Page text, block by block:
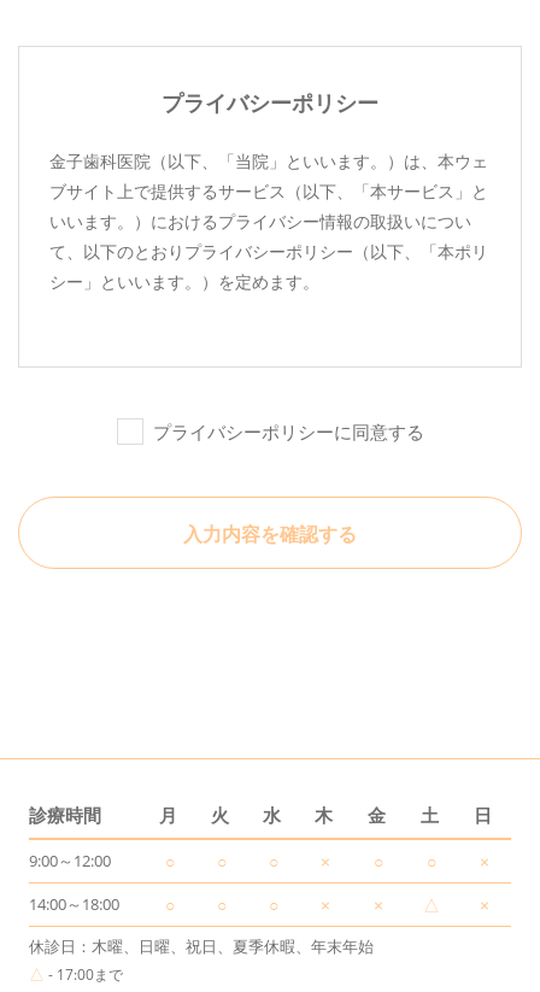
プライバシーポリシー
金子歯科医院（以下、「当院」といいます。）は、本ウェ
ブサイト上で提供するサービス（以下、「本サービス」と
いいます。）におけるプライバシー情報の取扱いについ
て、以下のとおりプライバシーポリシー（以下、「本ポリ
シー」といいます。）を定めます。
第1条（プライバシー情報）
プライバシー情報のうち「個人情報」とは、個人情報
保護法にいう「個人情報」を指すものとし、生存する
等により特定の個人を識別できる情報を指します。
IPアドレス、クッキー情報、位置情報、端末の個体識
第2条（プライバシー情報の収集方法）
当院は、ユーザーが利用登録をする際に氏名、生年月
日、住所、電話番号、メールアドレス、銀行口座番
プライバシーポリシーに同意する
入力内容を確認する
診療時間 月 火 水 木 金 土 日
9:00～12:00 ○ ○ ○ × ○ ○ ×
14:00～18:00 ○ ○ ○ × × △ ×
休診日：木曜、日曜、祝日、夏季休暇、年末年始
△ - 17:00まで